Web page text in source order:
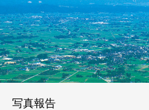
写真報告
政策
活動報告